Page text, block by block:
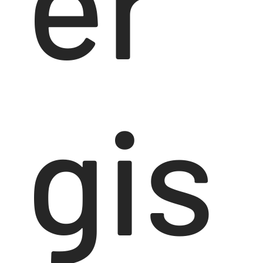
gis